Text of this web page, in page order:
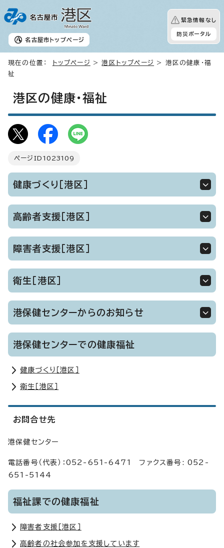
名古屋市 トップページ
緊急情報なし
防災ポータル
現在の位置： トップページ >港区トップページ
> 港区の健康・福
祉
港区の健康・福祉
ページID 1023109
健康づくり［港区］
高齢者支援［港区］
障害者支援［港区］
衛生［港区］
港保健センターからのお知らせ
港保健センターでの健康福祉
健康づくり［港区］
衛生［港区］
お問合せ先
港保健センター
電話番号（代表）：052-651-6471 ファクス番号: 052-
651-5144
福祉課での健康福祉
障害者支援［港区］
高齢者の社会参加を支援しています